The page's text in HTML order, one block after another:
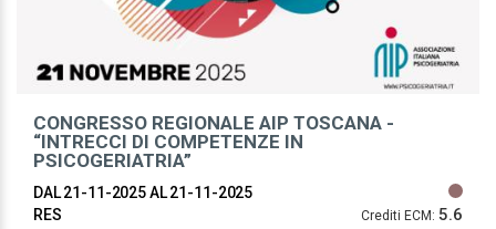
CONGRESSO REGIONALE AIP TOSCANA -
“INTRECCI DI COMPETENZE IN
PSICOGERIATRIA”
DAL 21-11-2025AL 21-11-2025
RES
Crediti ECM: 5.6